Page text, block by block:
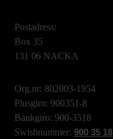
Postadress:
Box 35
131 06 NACKA
Org.nr: 802003-1954
Plusgiro: 900351-8
Bankgiro: 900-3518
Swishnummer: 900 35 18